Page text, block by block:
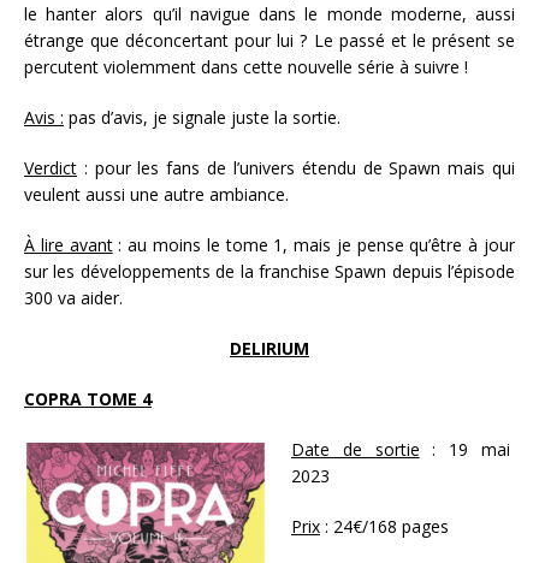
le hanter alors qu’il navigue dans le monde moderne, aussi
étrange que déconcertant pour lui ? Le passé et le présent se
percutent violemment dans cette nouvelle série à suivre !
Avis : pas d’avis, je signale juste la sortie.
Verdict : pour les fans de l’univers étendu de Spawn mais qui
veulent aussi une autre ambiance.
À lire avant: au moins le tome 1, mais je pense qu’être à jour
sur les développements de la franchise Spawn depuis l’épisode
300 va aider.
DELIRIUM
COPRA TOME 4
Date de sortie : 19 mai
2023
Prix : 24€/168 pages